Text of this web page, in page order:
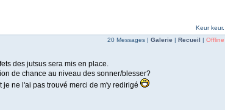
Keur keur.
20 Messages | Galerie | Recueil | Offline
des jutsus sera mis en place.
de chance au niveau des sonner/blesser?
je ne l'ai pas trouvé merci de m'y redirigé